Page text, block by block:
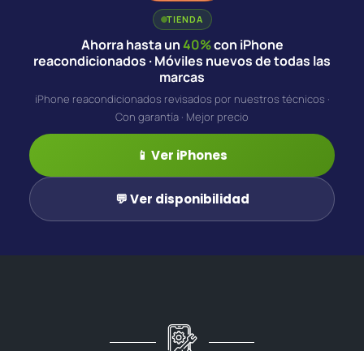
TIENDA
Ahorra hasta un40%con iPhone
reacondicionados · Móviles nuevos de todas las
marcas
iPhone reacondicionados revisados por nuestros técnicos ·
Con garantía · Mejor precio
📱 Ver iPhones
💬 Ver disponibilidad